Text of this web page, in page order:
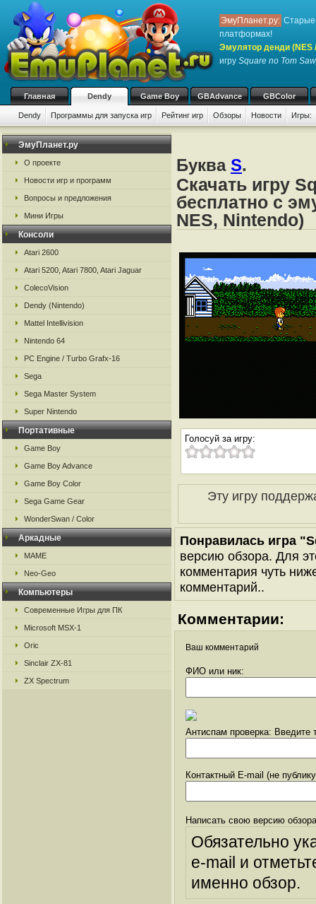
ЭмуПланет.ру: Старые
платформах!
Эмулятор денди (NES
игру Square no Tom
Главная Dendy Game Boy GBAdvance GBColor
Dendy Программы для запуска игр Рейтинг игр Обзоры Новости Игры:
ЭмуПланет.ру
О проекте
Новости игр и программ
Вопросы и предложения
Мини Игры
Консоли
Atari 2600
Atari 5200, Atari 7800, Atari Jaguar
ColecoVision
Dendy (Nintendo)
Mattel Intellivision
Nintendo 64
PC Engine / Turbo Grafx-16
Sega
Sega Master System
Super Nintendo
Портативные
Game Boy
Game Boy Advance
Game Boy Color
Sega Game Gear
WonderSwan / Color
Аркадные
MAME
Neo-Geo
Компьютеры
Современные Игры для ПК
Microsoft MSX-1
Oric
Sinclair ZX-81
ZX Spectrum
Буква S.
Скачать игру
бесплатно с
NES, Nintendo)
Голосуй за игру:
Эту игру
Понравилась игра
версию обзора. Для
комментария чуть
комментарий..
Комментарии:
Ваш комментарий
ФИО или ник:
Антиспам проверка: Введите
Контактный E-mail (не
Написать свою версию
Обязательно
e-mail и
именно обзор.